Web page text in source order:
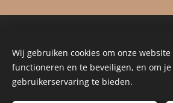
Cookies
Wij gebruiken cookies om onze
functioneren en te beveiligen, en om
gebruikerservaring te bieden.